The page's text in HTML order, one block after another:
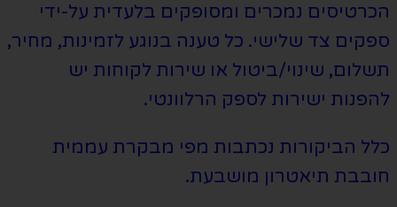
הכרטיסים נמכרים ומסופקים בלעדית על-ידי
ספקים צד שלישי. כל טענה בנוגע לזמינות, מחיר,
תשלום, שינוי/ביטול או שירות לקוחות יש
להפנות ישירות לספק הרלוונטי.
כלל הביקורות נכתבות מפי מבקרת עממית
חובבת תיאטרון מושבעת.